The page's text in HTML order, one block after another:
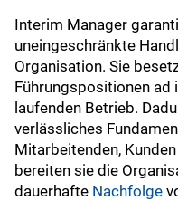
Interim Manager
uneingeschränkte
Organisation. Sie
Führungspositionen ad
laufenden Betrieb.
verlässliches
Mitarbeitenden,
bereiten sie die
dauerhafte Nachfolge